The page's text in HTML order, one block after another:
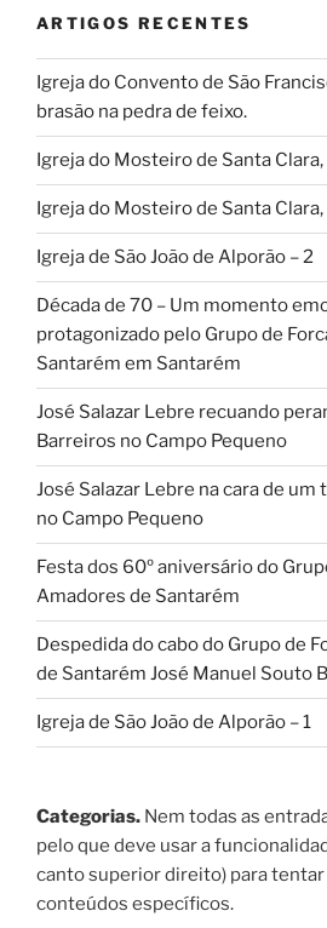
ARTIGOS RECENTES
Igreja do Convento de São
brasão na pedra de feixo.
Igreja do Mosteiro de Santa
Igreja do Mosteiro de Santa Clara,
Igreja de São João de Alporão – 2
Década de 70 – Um momento
protagonizado pelo Grupo de
Santarém em Santarém
José Salazar Lebre recuando
Barreiros no Campo Pequeno
José Salazar Lebre na cara de
no Campo Pequeno
Festa dos 60º aniversário do
Amadores de Santarém
Despedida do cabo do Grupo de
de Santarém José Manuel Souto
Igreja de São João de Alporão – 1
Categorias. Nem todas as
pelo que deve usar a
canto superior direito) para
conteúdos específicos.